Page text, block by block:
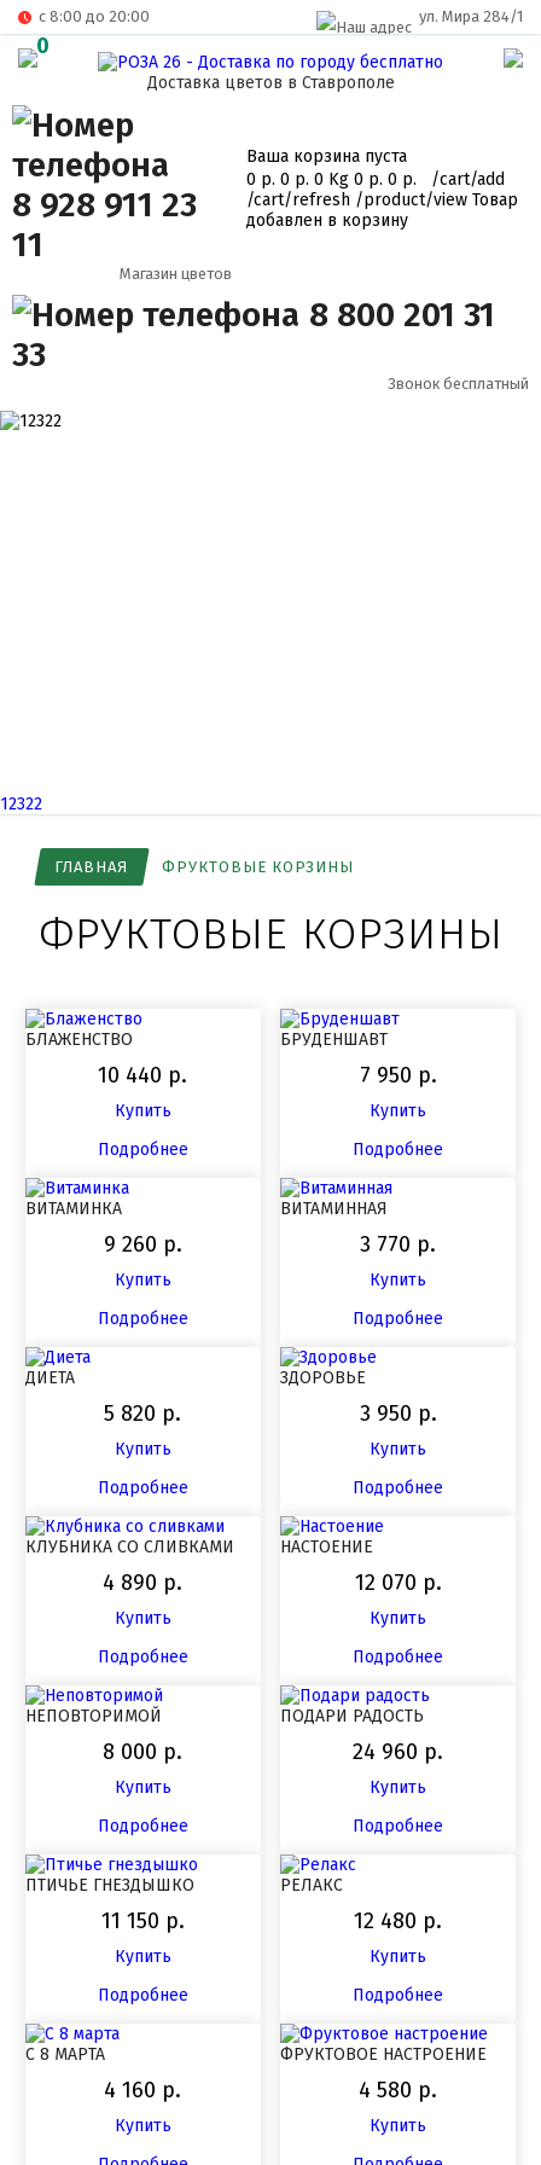
c 8:00 до 20:00 ул. Мира 284/1
8 800 201 31
33
Звонок бесплатный
Доставка цветов в Ставрополе
8 928 911 23
11
Магазин цветов
0
Ваша корзина пуста
0 р. 0 р. 0 Kg 0 р. 0 р.
/cart/add
/cart/refresh /product/view Товар
добавлен в корзину
12322
ГЛАВНАЯ ФРУКТОВЫЕ КОРЗИНЫ
ФРУКТОВЫЕ КОРЗИНЫ
БЛАЖЕНСТВО
10 440 р.
Купить
Подробнее
БРУДЕНШАВТ
7 950 р.
Купить
Подробнее
ВИТАМИНКА
9 260 р.
Купить
Подробнее
ВИТАМИННАЯ
3 770 р.
Купить
Подробнее
ДИЕТА
5 820 р.
Купить
Подробнее
ЗДОРОВЬЕ
3 950 р.
Купить
Подробнее
КЛУБНИКА СО СЛИВКАМИ
4 890 р.
Купить
Подробнее
НАСТОЕНИЕ
12 070 р.
Купить
Подробнее
НЕПОВТОРИМОЙ
8 000 р.
Купить
Подробнее
ПОДАРИ РАДОСТЬ
24 960 р.
Купить
Подробнее
ПТИЧЬЕ ГНЕЗДЫШКО
11 150 р.
Купить
Подробнее
РЕЛАКС
12 480 р.
Купить
Подробнее
С 8 МАРТА
4 160 р.
Купить
ФРУКТОВОЕ НАСТРОЕНИЕ
4 580 р.
Купить